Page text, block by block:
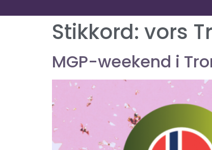
Stikkord: vors
MGP-weekend i